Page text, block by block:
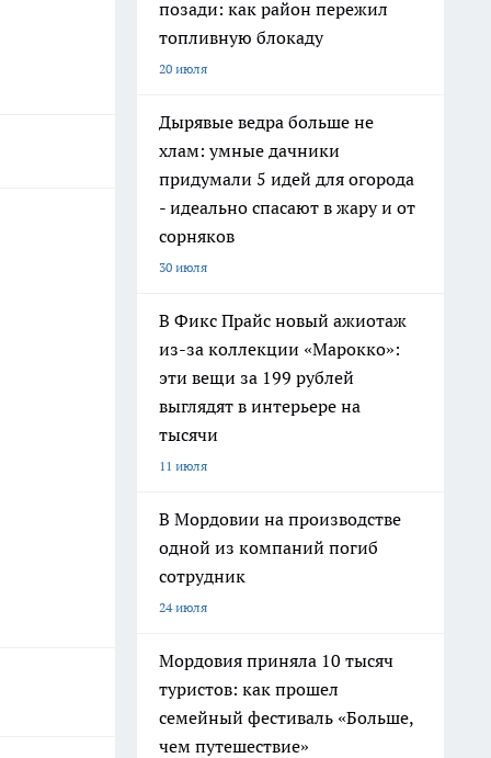
позади: как район пережил
топливную блокаду
20 июля
Дырявые ведра больше не
хлам: умные дачники
придумали 5 идей для огорода
- идеально спасают в жару и от
сорняков
30 июля
В Фикс Прайс новый ажиотаж
из-за коллекции «Марокко»:
эти вещи за 199 рублей
выглядят в интерьере на
тысячи
11 июля
В Мордовии на производстве
одной из компаний погиб
сотрудник
24 июля
Мордовия приняла 10 тысяч
туристов: как прошел
семейный фестиваль «Больше,
чем путешествие»